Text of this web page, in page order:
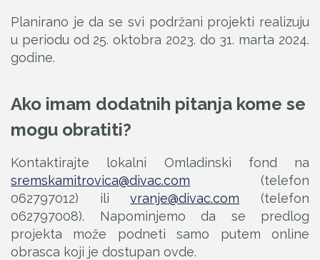
Planirano je da se svi podržani projekti realizuju
u periodu od 25. oktobra 2023. do 31. marta 2024.
godine.
Ako imam dodatnih pitanja kome se
mogu obratiti?
Kontaktirajte lokalni Omladinski fond na
sremskamitrovica@divac.com (telefon
062797012) ilivranje@divac.com (telefon
062797008). Napominjemo da se predlog
projekta može podneti samo putem online
obrasca koji je dostupan ovde.